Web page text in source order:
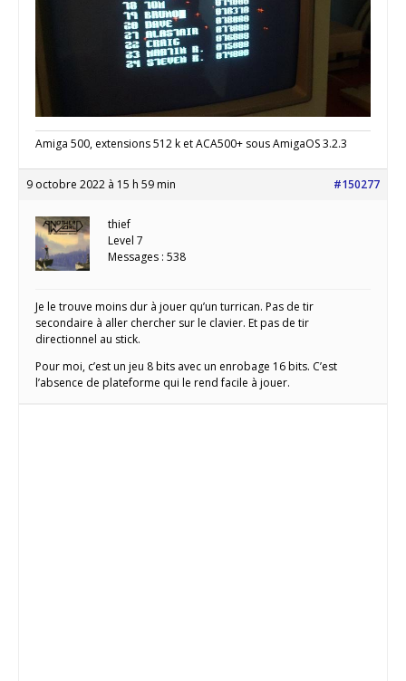
Amiga 500, extensions 512 k et ACA500+ sous AmigaOS 3.2.3
9 octobre 2022 à 15 h 59 min #150277
thief
Level 7
Messages : 538
Je le trouve moins dur à jouer qu’un turrican. Pas de tir
secondaire à aller chercher sur le clavier. Et pas de tir
directionnel au stick.
Pour moi, c’est un jeu 8 bits avec un enrobage 16 bits. C’est
l’absence de plateforme qui le rend facile à jouer.